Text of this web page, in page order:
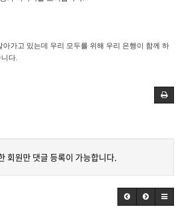
아가고 있는데 우리 모두를 위해 우리 은행이 함께 하
다.
회원만 댓글 등록이 가능합니다.